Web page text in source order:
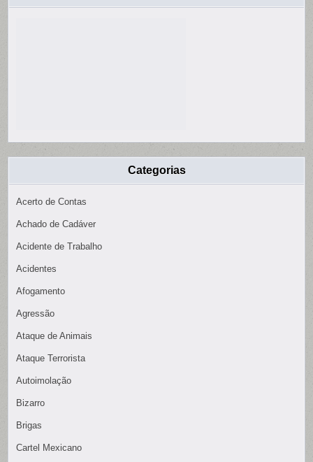
Categorias
Acerto de Contas
Achado de Cadáver
Acidente de Trabalho
Acidentes
Afogamento
Agressão
Ataque de Animais
Ataque Terrorista
Autoimolação
Bizarro
Brigas
Cartel Mexicano